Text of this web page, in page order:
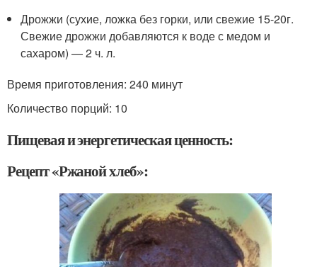
Дрожжи (сухие, ложка без горки, или свежие 15-20г.
Свежие дрожжи добавляются к воде с медом и
сахаром) — 2 ч. л.
Время приготовления: 240 минут
Количество порций: 10
Пищевая и энергетическая ценность:
Рецепт «Ржаной хлеб»: